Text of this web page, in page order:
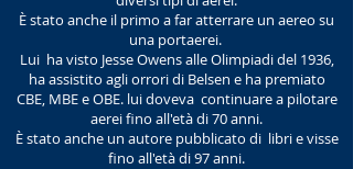
È stato anche il primo a far atterrare un aereo su
una portaerei.
Lui ha visto Jesse Owens alle Olimpiadi del 1936,
ha assistito agli orrori di Belsen e ha premiato
CBE, MBE e OBE. lui doveva continuare a pilotare
aerei fino all'età di 70 anni.
È stato anche un autore pubblicato di libri e visse
fino all'età di 97 anni.